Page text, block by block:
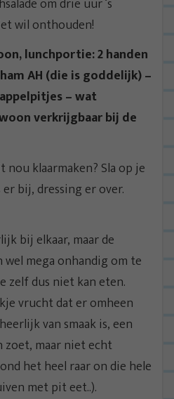
wil onthouden!
lunchportie: 2 handen
AH (die is goddelijk) –
– wat
verkrijgbaar bij de
klaarmaken? Sla op je
bij, dressing er over.
bij elkaar, maar de
mega onhandig om te
zelf dus niet kan eten.
vrucht dat er omheen
van smaak is, een
maar niet echt
het heel raar on die hele
met pit eet..).